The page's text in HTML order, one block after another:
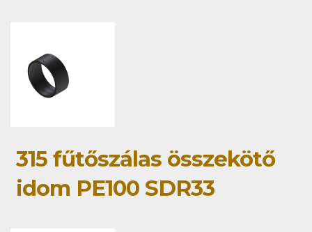
315 fűtőszálas összekötő
idom PE100 SDR33